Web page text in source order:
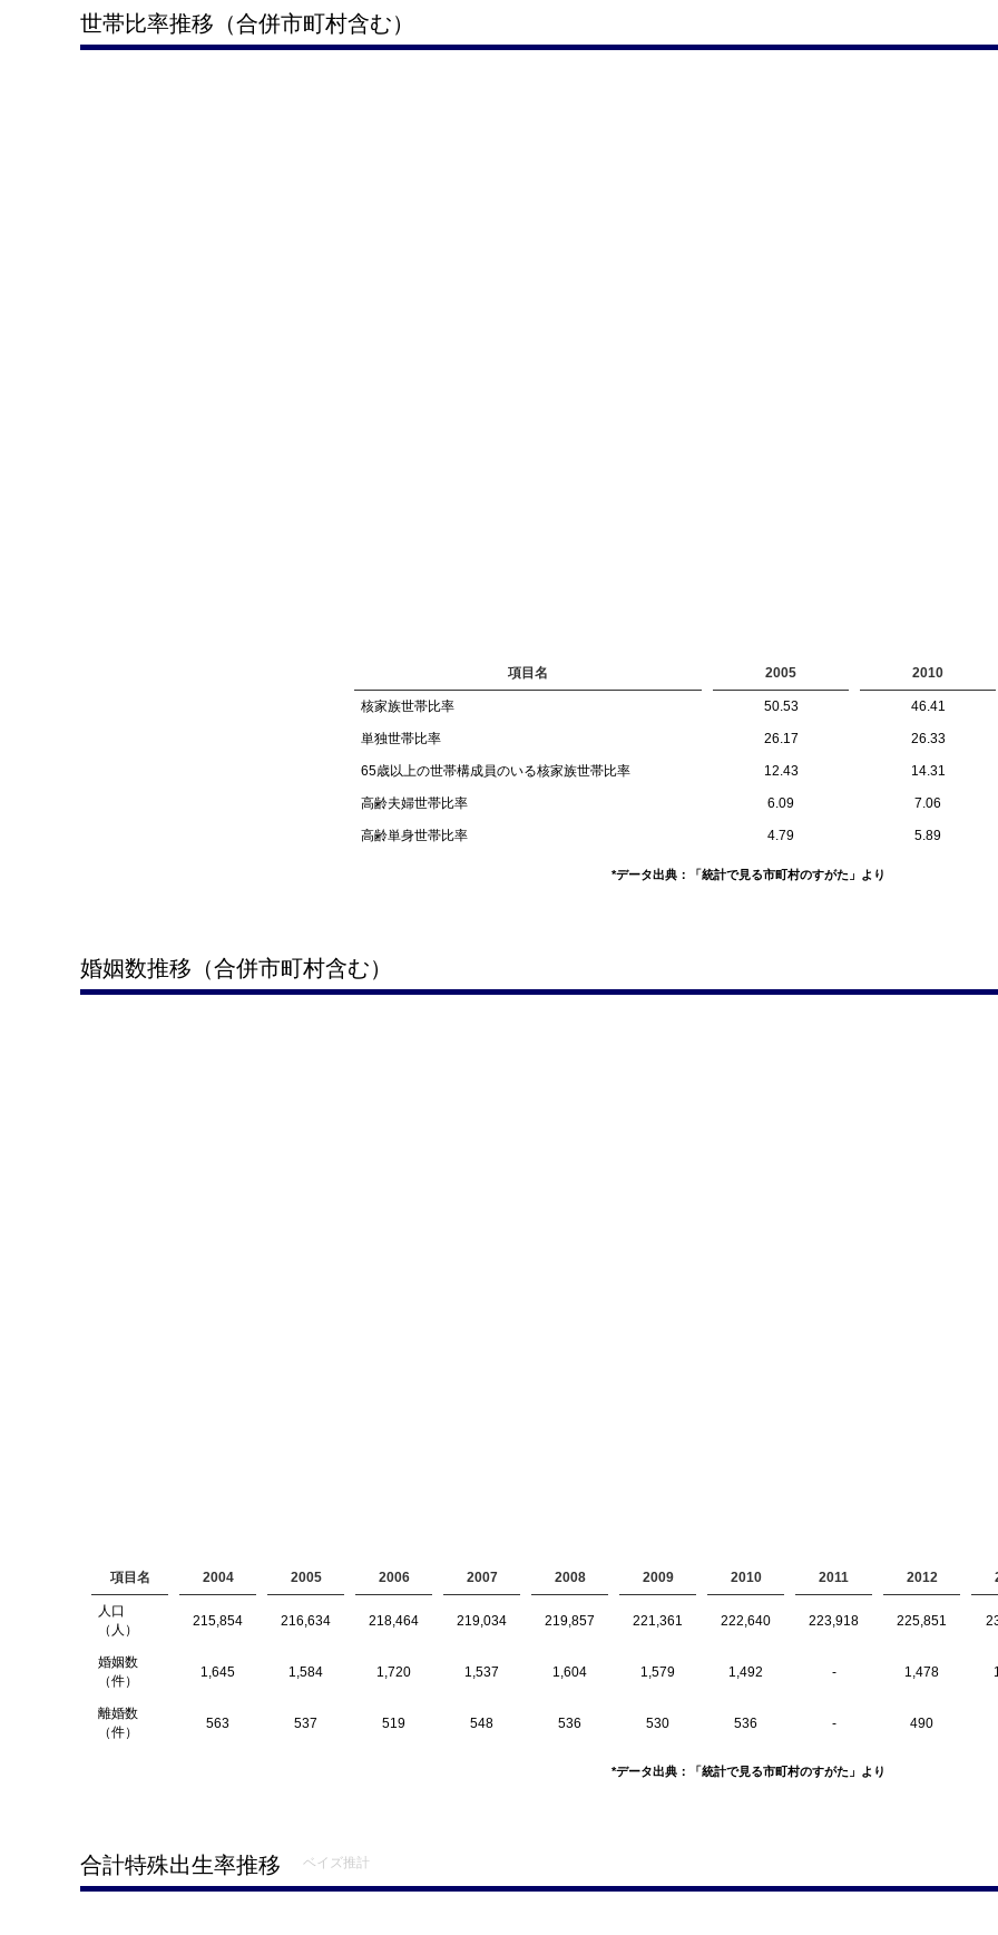
世帯比率推移（合併市町村含む）
項目名 2005 2010
核家族世帯比率 50.53 46.41
単独世帯比率 26.17 26.33
65歳以上の世帯構成員のいる核家族世帯比率 12.43 14.31
高齢夫婦世帯比率 6.09 7.06
高齢単身世帯比率 4.79 5.89
*データ出典：「統計で見る市町村のすがた」より
婚姻数推移（合併市町村含む）
項目名 2004 2005 2006 2007 2008 2009 2010 2011 2012
人口
（人）
215,854 216,634 218,464 219,034 219,857 221,361 222,640 223,918 225,851
婚姻数
（件）
1,645 1,584 1,720 1,537 1,604 1,579 1,492 - 1,478
離婚数
（件）
563 537 519 548 536 530 536 - 490
*データ出典：「統計で見る市町村のすがた」より
合計特殊出生率推移 ベイズ推計